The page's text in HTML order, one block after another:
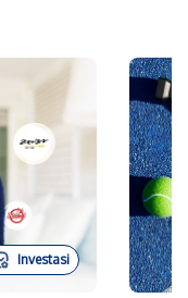
Investasi